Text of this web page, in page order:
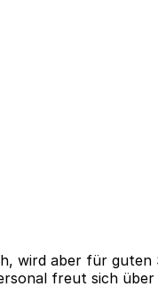
wird aber für
freut sich über